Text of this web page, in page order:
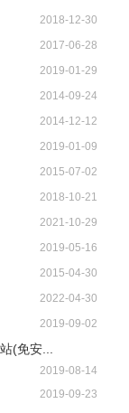
2018-12-30
2017-06-28
2019-01-29
2014-09-24
2014-12-12
2019-01-09
2015-07-02
2018-10-21
2021-10-29
2019-05-16
2015-04-30
2022-04-30
2019-09-02
(免安...
2019-08-14
2019-09-23